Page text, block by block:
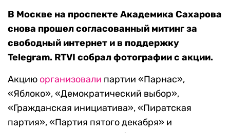
В Москве на проспекте Академика Сахарова
снова прошел согласованный митинг за
свободный интернет и в поддержку
Telegram. RTVI собрал фотографии с акции.
Акцию организовали партии «Парнас»,
«Яблоко», «Демократический выбор»,
«Гражданская инициатива», «Пиратская
партия», «Партия пятого декабря» и